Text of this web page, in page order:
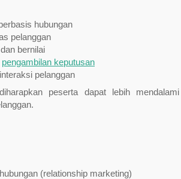
hubungan
pelanggan
bernilai
pengambilan keputusan
pelanggan
peserta dapat lebih
(relationship marketing)